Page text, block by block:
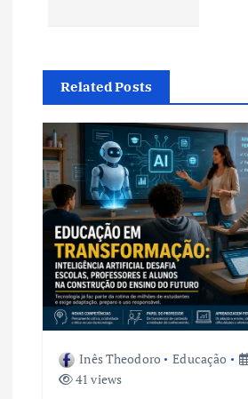
ã
o
d
e
o
Related Posts
Inês Theodoro Educação
41 views